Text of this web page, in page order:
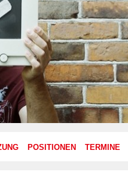
POSITIONEN TERMINE